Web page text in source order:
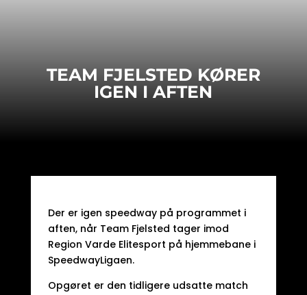
TEAM FJELSTED KØRER
IGEN I AFTEN
Der er igen speedway på programmet i
aften, når Team Fjelsted tager imod
Region Varde Elitesport på hjemmebane i
SpeedwayLigaen.
Opgøret er den tidligere udsatte match